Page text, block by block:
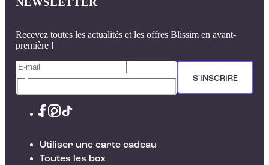
Recevez toutes les actualités et les offres Blissim en avant-
première !
S'INSCRIRE
Utiliser une carte cadeau
Toutes les box